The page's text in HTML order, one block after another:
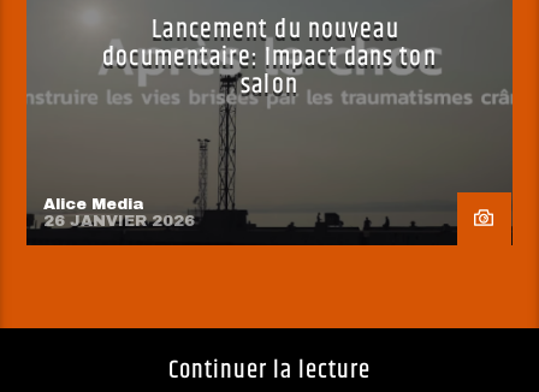
Lancement du nouveau
documentaire: Impact dans ton
salon
Alice Media
26 JANVIER 2026
Continuer la lecture